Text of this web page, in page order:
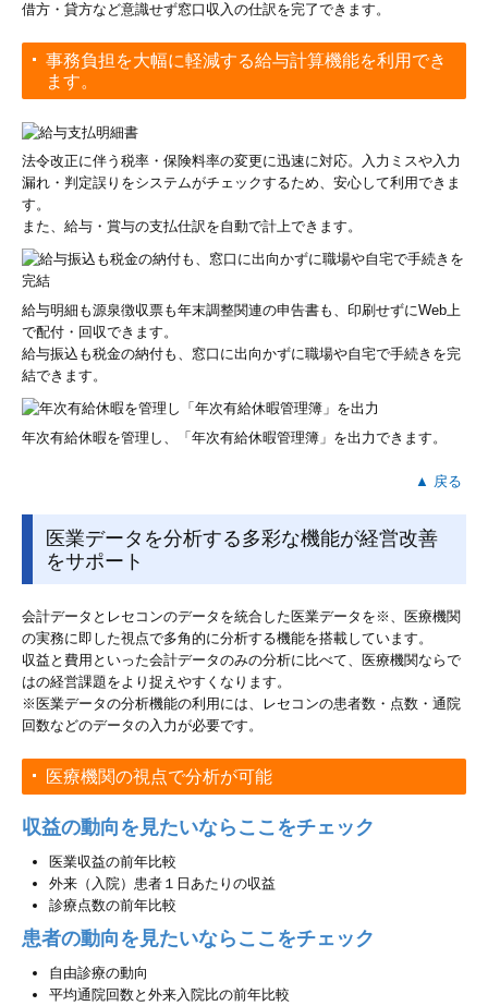
借方・貸方など意識せず窓口収入の仕訳を完了できます。
事務負担を大幅に軽減する給与計算機能を利用でき
ます。
法令改正に伴う税率・保険料率の変更に迅速に対応。入力ミスや入力
漏れ・判定誤りをシステムがチェックするため、安心して利用できま
す。
また、給与・賞与の支払仕訳を自動で計上できます。
給与明細も源泉徴収票も年末調整関連の申告書も、印刷せずにWeb上
で配付・回収できます。
給与振込も税金の納付も、窓口に出向かずに職場や自宅で手続きを完
結できます。
年次有給休暇を管理し、「年次有給休暇管理簿」を出力できます。
▲ 戻る
医業データを分析する多彩な機能が経営改善
をサポート
会計データとレセコンのデータを統合した医業データを※、医療機関
の実務に即した視点で多角的に分析する機能を搭載しています。
収益と費用といった会計データのみの分析に比べて、医療機関ならで
はの経営課題をより捉えやすくなります。
※医業データの分析機能の利用には、レセコンの患者数・点数・通院
回数などのデータの入力が必要です。
医療機関の視点で分析が可能
収益の動向を見たいならここをチェック
医業収益の前年比較
外来（入院）患者１日あたりの収益
診療点数の前年比較
患者の動向を見たいならここをチェック
自由診療の動向
平均通院回数と外来入院比の前年比較